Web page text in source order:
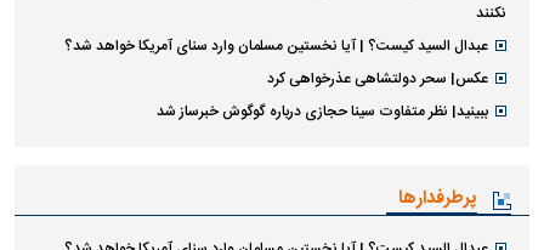
نکنند
عبدال السید کیست؟ | آیا نخستین مسلمان وارد سنای آمریکا خواهد شد؟
عکس| سحر دولتشاهی عذرخواهی کرد
ببینید| نظر متفاوت سینا حجازی درباره گوگوش خبرساز شد
پرطرفدارها